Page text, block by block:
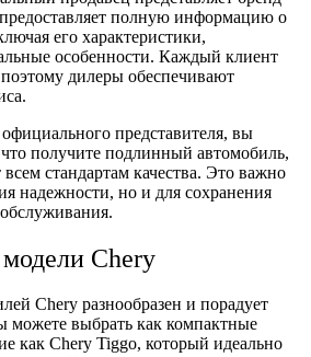
полную информацию о
его характеристики,
особенности. Каждый клиент
дилеры обеспечивают
представителя, вы
получите подлинный автомобиль,
всем стандартам качества. Это важно
надежности, но и для сохранения
Chery
Chery разнообразен и порадует
можете выбрать как компактные
как Chery Tiggo, который идеально